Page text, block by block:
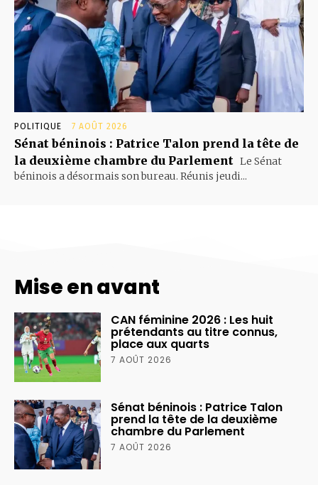
POLITIQUE 7 AOÛT 2026
Sénat béninois : Patrice Talon prend la tête de
la deuxième chambre du Parlement Le Sénat
béninois a désormais son bureau. Réunis jeudi...
Mise en avant
CAN féminine 2026 : Les huit
prétendants au titre connus,
place aux quarts
7 AOÛT 2026
Sénat béninois : Patrice Talon
prend la tête de la deuxième
chambre du Parlement
7 AOÛT 2026